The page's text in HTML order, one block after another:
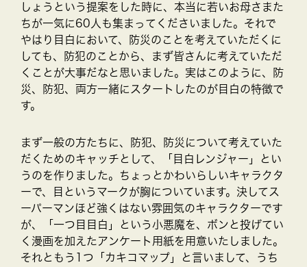
しょうという提案をした時に、本当に若いお母さまた
ちが一気に60人も集まってくださいました。それで
やはり目白において、防災のことを考えていただくに
しても、防犯のことから、まず皆さんに考えていただ
くことが大事だなと思いました。実はこのように、防
災、防犯、両方一緒にスタートしたのが目白の特徴で
す。
まず一般の方たちに、防犯、防災について考えていた
だくためのキャッチとして、「目白レンジャー」とい
うのを作りました。ちょっとかわいらしいキャラクタ
ーで、目というマークが胸についています。決してス
ーパーマンほど強くはない雰囲気のキャラクターです
が、「一つ目目白」という小悪魔を、ボンと投げてい
く漫画を加えたアンケート用紙を用意いたしました。
それともう1つ「カキコマップ」と言いまして、うち